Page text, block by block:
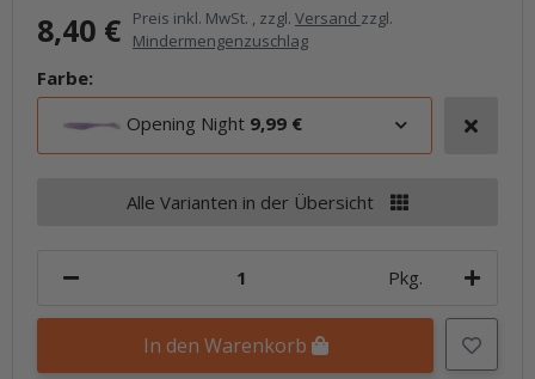
8,40 € Preis inkl. MwSt. , zzgl. Versand zzgl.
Mindermengenzuschlag
Farbe:
Opening Night 9,99 €
Alle Varianten in der Übersicht
Pkg.
In den Warenkorb